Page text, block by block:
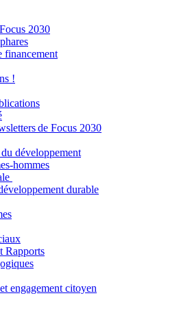
2030
financement
!
de Focus 2030
développement
hommes
durable
Rapports
engagement citoyen